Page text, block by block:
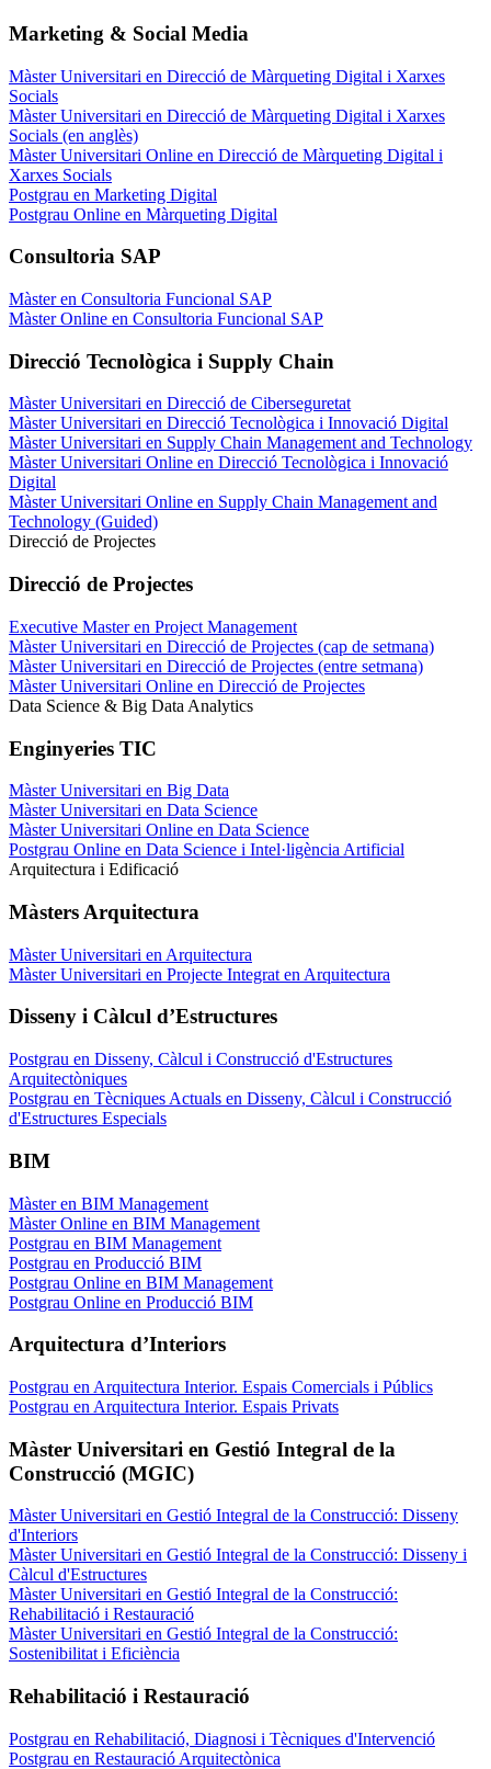
Marketing & Social Media
Màster Universitari en Direcció de Màrqueting Digital i Xarxes
Socials
Màster Universitari en Direcció de Màrqueting Digital i Xarxes
Socials (en anglès)
Màster Universitari Online en Direcció de Màrqueting Digital i
Xarxes Socials
Postgrau en Marketing Digital
Postgrau Online en Màrqueting Digital
Consultoria SAP
Màster en Consultoria Funcional SAP
Màster Online en Consultoria Funcional SAP
Direcció Tecnològica i Supply Chain
Màster Universitari en Direcció de Ciberseguretat
Màster Universitari en Direcció Tecnològica i Innovació Digital
Màster Universitari en Supply Chain Management and Technology
Màster Universitari Online en Direcció Tecnològica i Innovació
Digital
Màster Universitari Online en Supply Chain Management and
Technology (Guided)
Direcció de Projectes
Direcció de Projectes
Executive Master en Project Management
Màster Universitari en Direcció de Projectes (cap de setmana)
Màster Universitari en Direcció de Projectes (entre setmana)
Màster Universitari Online en Direcció de Projectes
Data Science & Big Data Analytics
Enginyeries TIC
Màster Universitari en Big Data
Màster Universitari en Data Science
Màster Universitari Online en Data Science
Postgrau Online en Data Science i Intel·ligència Artificial
Arquitectura i Edificació
Màsters Arquitectura
Màster Universitari en Arquitectura
Màster Universitari en Projecte Integrat en Arquitectura
Disseny i Càlcul d’Estructures
Postgrau en Disseny, Càlcul i Construcció d'Estructures
Arquitectòniques
Postgrau en Tècniques Actuals en Disseny, Càlcul i Construcció
d'Estructures Especials
BIM
Màster en BIM Management
Màster Online en BIM Management
Postgrau en BIM Management
Postgrau en Producció BIM
Postgrau Online en BIM Management
Postgrau Online en Producció BIM
Arquitectura d’Interiors
Postgrau en Arquitectura Interior. Espais Comercials i Públics
Postgrau en Arquitectura Interior. Espais Privats
Màster Universitari en Gestió Integral de la
Construcció (MGIC)
Màster Universitari en Gestió Integral de la Construcció: Disseny
d'Interiors
Màster Universitari en Gestió Integral de la Construcció: Disseny i
Càlcul d'Estructures
Màster Universitari en Gestió Integral de la Construcció:
Rehabilitació i Restauració
Màster Universitari en Gestió Integral de la Construcció:
Sostenibilitat i Eficiència
Rehabilitació i Restauració
Postgrau en Rehabilitació, Diagnosi i Tècniques d'Intervenció
Postgrau en Restauració Arquitectònica